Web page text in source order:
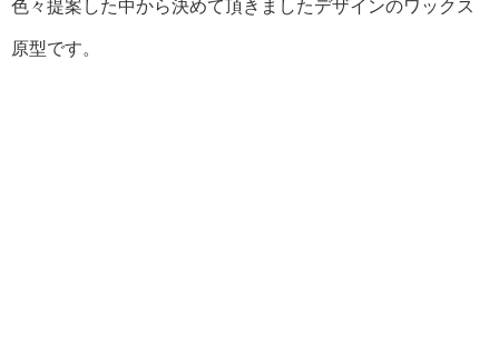
色々提案した中から決めて頂きましたデザインのワックス
原型です。